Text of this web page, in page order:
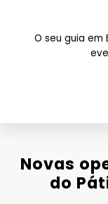
O seu guia em
Novas
do